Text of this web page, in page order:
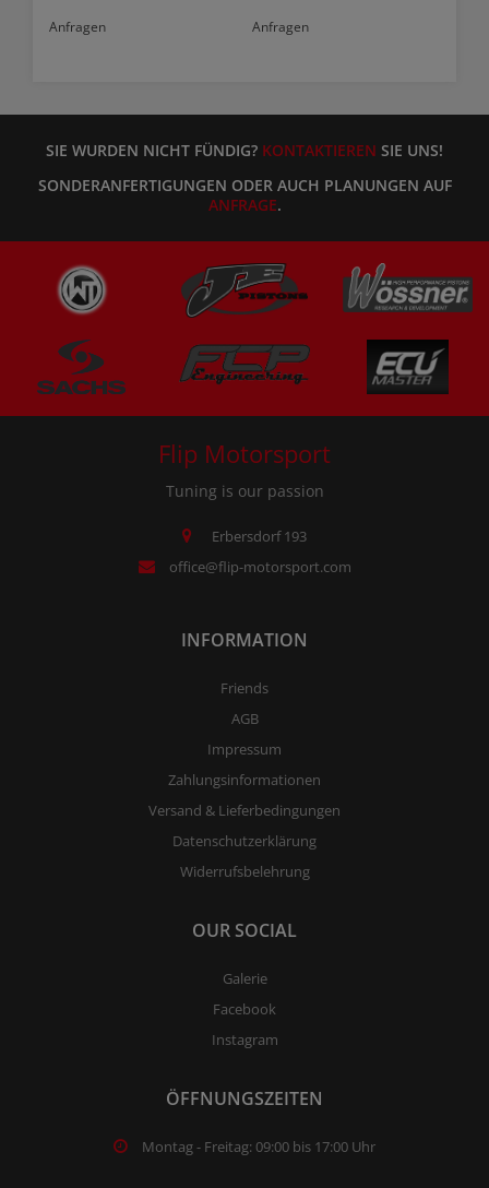
Anfragen
Anfragen
SIE WURDEN NICHT FÜNDIG? KONTAKTIEREN SIE UNS!
SONDERANFERTIGUNGEN ODER AUCH PLANUNGEN AUF
ANFRAGE.
Flip Motorsport
Tuning is our passion
Erbersdorf 193
office@flip-motorsport.com
INFORMATION
Friends
AGB
Impressum
Zahlungsinformationen
Versand & Lieferbedingungen
Datenschutzerklärung
Widerrufsbelehrung
OUR SOCIAL
Galerie
Facebook
Instagram
ÖFFNUNGSZEITEN
Montag - Freitag: 09:00 bis 17:00 Uhr